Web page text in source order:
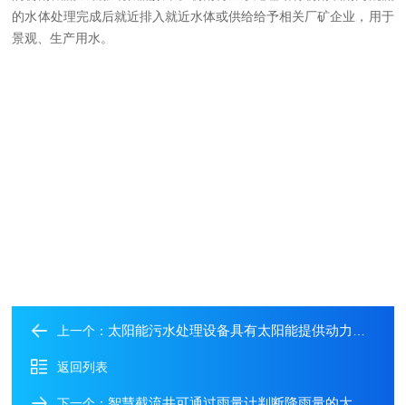
的水体处理完成后就近排入就近水体或供给给予相关厂矿企业，用于
景观、生产用水。
上一个： 太阳能污水处理设备具有太阳能提供动力，无需用电的技术特点
返回列表